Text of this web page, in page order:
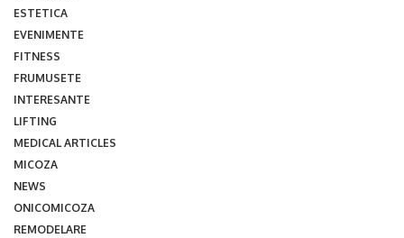
ESTETICA
EVENIMENTE
FITNESS
FRUMUSETE
INTERESANTE
LIFTING
MEDICAL ARTICLES
MICOZA
NEWS
ONICOMICOZA
REMODELARE